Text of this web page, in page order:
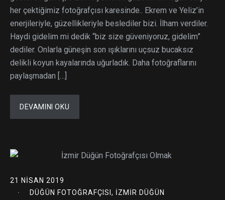
her çektiğimiz fotoğrafçısı karesinde.. Ekrem ve Yeliz’in
enerjileriyle, güzellikleriyle beslediler bizi. İlham verdiler.
Haydi gidelim mi dedik “biz size güveniyoruz, gidelim”
dediler. Onlarla güneşin son ışıklarını uçsuz bucaksız
delikli koyun kayalarında uğurladık. Daha fotoğraflarını
paylaşmadan […]
DEVAMINI OKU
21 NISAN 2019
DÜĞÜN FOTOĞRAFÇISI , İZMIR DÜĞÜN